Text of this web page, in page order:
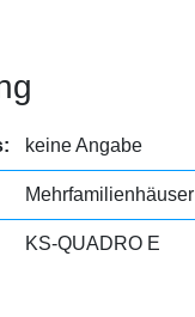
keine Angabe
Mehrfamilienhäuser
KS-QUADRO E